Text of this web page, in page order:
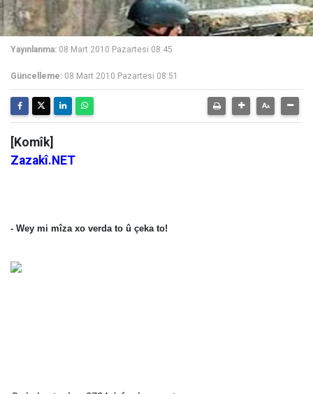
Yayınlanma: 08 Mart 2010 Pazartesi 08:45
Güncelleme: 08 Mart 2010 Pazartesi 08:51
[Komîk]
Zazakî.NET
- Wey mi mîza xo verda to û çeka to!